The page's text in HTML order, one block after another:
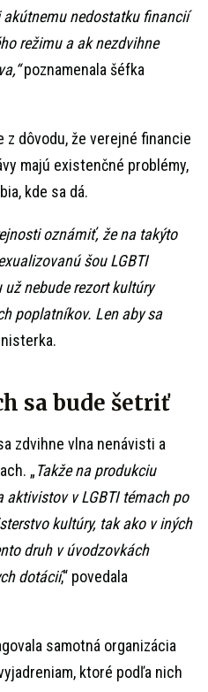
nedostatku financií
režimu a ak nezdvihne
poznamenala šéfka
z dôvodu, že verejné financie
majú existenčné problémy,
kde sa dá.
oznámiť, že na takýto
šou LGBTI
nebude rezort kultúry
poplatníkov. Len aby sa
sa bude šetriť
zdvihne vlna nenávisti a
„Takže na produkciu
aktivistov v LGBTI témach po
kultúry, tak ako v iných
druh v úvodzovkách
dotácií,“ povedala
samotná organizácia
ktoré podľa nich